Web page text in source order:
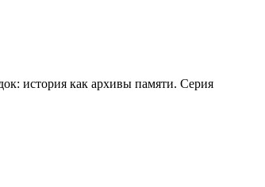
история как архивы памяти. Серия